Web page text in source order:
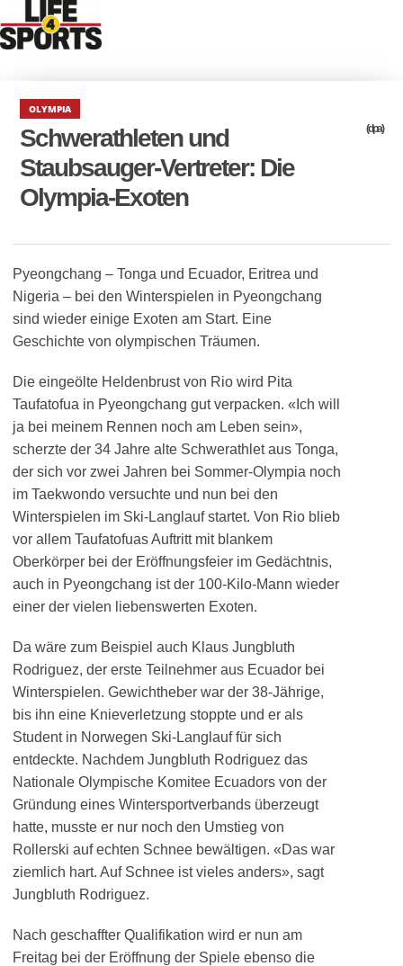
OLYMPIA
Schwerathleten und
Staubsauger-Vertreter: Die
Olympia-Exoten
(dpa)
Pyeongchang – Tonga und Ecuador, Eritrea und
Nigeria – bei den Winterspielen in Pyeongchang
sind wieder einige Exoten am Start. Eine
Geschichte von olympischen Träumen.
Die eingeölte Heldenbrust von Rio wird Pita
Taufatofua in Pyeongchang gut verpacken. «Ich will
ja bei meinem Rennen noch am Leben sein»,
scherzte der 34 Jahre alte Schwerathlet aus Tonga,
der sich vor zwei Jahren bei Sommer-Olympia noch
im Taekwondo versuchte und nun bei den
Winterspielen im Ski-Langlauf startet. Von Rio blieb
vor allem Taufatofuas Auftritt mit blankem
Oberkörper bei der Eröffnungsfeier im Gedächtnis,
auch in Pyeongchang ist der 100-Kilo-Mann wieder
einer der vielen liebenswerten Exoten.
Da wäre zum Beispiel auch Klaus Jungbluth
Rodriguez, der erste Teilnehmer aus Ecuador bei
Winterspielen. Gewichtheber war der 38-Jährige,
bis ihn eine Knieverletzung stoppte und er als
Student in Norwegen Ski-Langlauf für sich
entdeckte. Nachdem Jungbluth Rodriguez das
Nationale Olympische Komitee Ecuadors von der
Gründung eines Wintersportverbands überzeugt
hatte, musste er nur noch den Umstieg von
Rollerski auf echten Schnee bewältigen. «Das war
ziemlich hart. Auf Schnee ist vieles anders», sagt
Jungbluth Rodriguez.
Nach geschaffter Qualifikation wird er nun am
Freitag bei der Eröffnung der Spiele ebenso die